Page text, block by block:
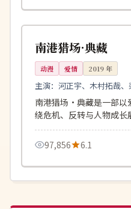
中国
热播
南港猎场·典藏
动漫 爱情 2019年
主演：河正宇、木村拓哉
南港猎场·典藏是一部以
绕危机、反转与人物成
推荐观看。
97,856
6.1